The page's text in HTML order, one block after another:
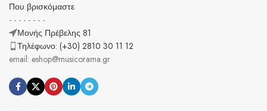
Που βρισκόμαστε
- - - - - - - -
Μονής Πρέβελης 81
Τηλέφωνο: (+30) 2810 30 11 12
email: eshop@musicorama.gr